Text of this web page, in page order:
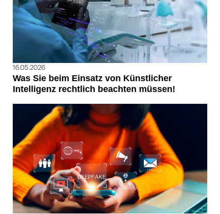
16.05.2026
Was Sie beim Einsatz von Künstlicher
Intelligenz rechtlich beachten müssen!